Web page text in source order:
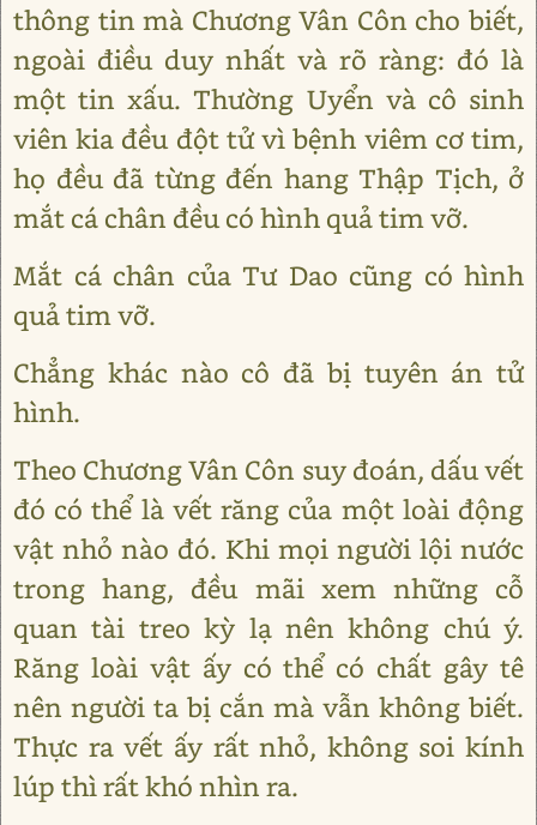
thông tin mà Chương Vân Côn cho biết,
ngoài điều duy nhất và rõ ràng: đó là
một tin xấu. Thường Uyển và cô sinh
viên kia đều đột tử vì bệnh viêm cơ tim,
họ đều đã từng đến hang Thập Tịch, ở
mắt cá chân đều có hình quả tim vỡ.
Mắt cá chân của Tư Dao cũng có hình
quả tim vỡ.
Chẳng khác nào cô đã bị tuyên án tử
hình.
Theo Chương Vân Côn suy đoán, dấu vết
đó có thể là vết răng của một loài động
vật nhỏ nào đó. Khi mọi người lội nước
trong hang, đều mãi xem những cỗ
quan tài treo kỳ lạ nên không chú ý.
Răng loài vật ấy có thể có chất gây tê
nên người ta bị cắn mà vẫn không biết.
Thực ra vết ấy rất nhỏ, không soi kính
lúp thì rất khó nhìn ra.